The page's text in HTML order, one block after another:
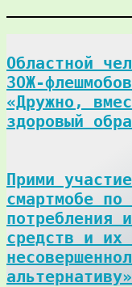
Областной
ЗОЖ-флешмобов
«Дружно,
здоровый
Прими
смартмобе по
потребления
средств и их
альтернативу»